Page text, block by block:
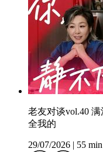
老友对谈vol.40
全我的
29/07/2026 55 min